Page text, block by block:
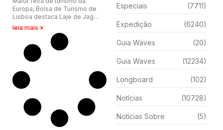
Europa, Bolsa de Turismo de
Lisboa destaca Laje de Jagua
e Fluss Haus Land.
leia mais »
Especiais (7711)
Expedição (6240)
Guia Waves (20)
Guia Waves (12234)
Longboard (102)
Notícias (10728)
Notícias Sobre (5)